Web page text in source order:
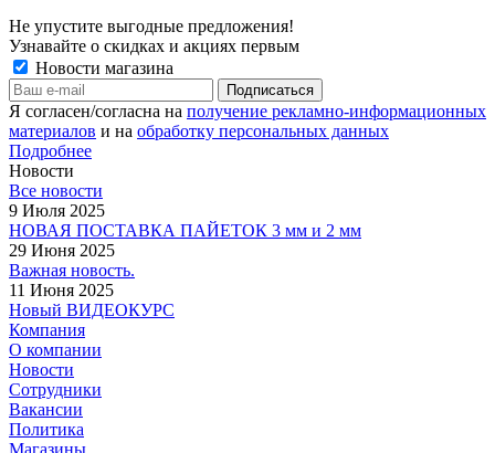
Не упустите выгодные предложения!
Узнавайте о скидках и акциях первым
Новости магазина
Я согласен/согласна на получение рекламно-информационных
материалов и на обработку персональных данных
Подробнее
Новости
Все новости
9 Июля 2025
НОВАЯ ПОСТАВКА ПАЙЕТОК 3 мм и 2 мм
29 Июня 2025
Важная новость.
11 Июня 2025
Новый ВИДЕОКУРС
Компания
О компании
Новости
Сотрудники
Вакансии
Политика